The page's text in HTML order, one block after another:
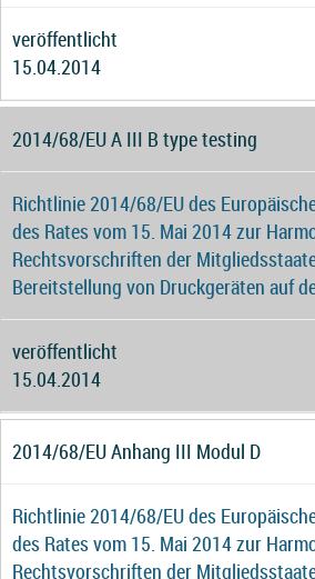
veröffentlicht
15.04.2014
2014/68/EU A III B type testing
Richtlinie 2014/68/EU des
des Rates vom 15. Mai 2014 zur
Rechtsvorschriften der
Bereitstellung von Druckgeräten auf
veröffentlicht
15.04.2014
2014/68/EU Anhang III Modul D
Richtlinie 2014/68/EU des
des Rates vom 15. Mai 2014 zur
Rechtsvorschriften der